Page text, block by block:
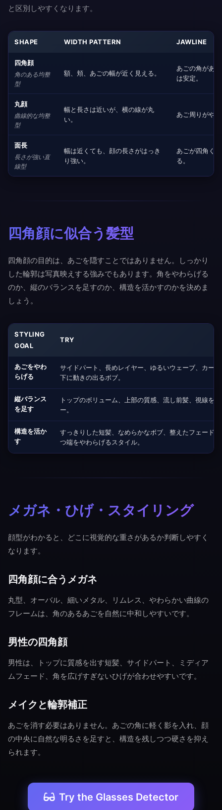
と区別しやすくなります。
SHAPE WIDTH PATTERN JAWLINE
四角顔
角のある均整
型
額、頬、あごの幅が近く見える。
あごの角があ
は安定。
丸顔
曲線的な均整
型
幅と長さは近いが、横の線が丸
い。
あご周りがや
面長
長さが強い直
線型
幅は近くても、顔の長さがはっき
り強い。
あごが四角く
る。
四角顔に似合う髪型
四角顔の目的は、あごを隠すことではありません。しっかり
した輪郭は写真映えする強みでもあります。角をやわらげる
のか、縦のバランスを足すのか、構造を活かすのかを決めま
しょう。
STYLING
GOAL
TRY
あごをやわ
らげる
サイドパート、長めレイヤー、ゆるいウェーブ、カー
下に動きの出るボブ。
縦バランス
を足す
トップのボリューム、上部の質感、流し前髪、視線を
ー。
構造を活か
す
すっきりした短髪、なめらかなボブ、整えたフェード
つ端をやわらげるスタイル。
メガネ・ひげ・スタイリング
顔型がわかると、どこに視覚的な重さがあるか判断しやすく
なります。
四角顔に合うメガネ
丸型、オーバル、細いメタル、リムレス、やわらかい曲線の
フレームは、角のあるあごを自然に中和しやすいです。
男性の四角顔
男性は、トップに質感を出す短髪、サイドパート、ミディア
ムフェード、角を広げすぎないひげが合わせやすいです。
メイクと輪郭補正
あごを消す必要はありません。あごの角に軽く影を入れ、顔
の中央に自然な明るさを足すと、構造を残しつつ硬さを抑え
られます。
Try the Glasses Detector